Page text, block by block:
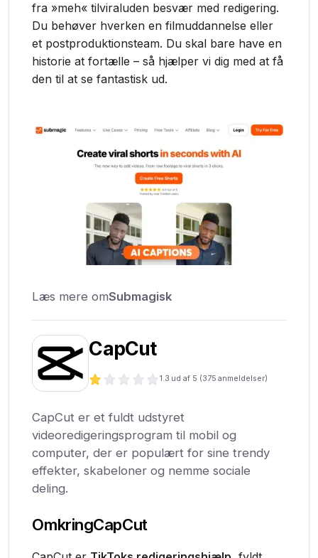
fra »meh« tilviraluden besvær med redigering.
Du behøver hverken en filmuddannelse eller
et postproduktionsteam. Du skal bare have en
historie at fortælle – så hjælper vi dig med at få
den til at se fantastisk ud.
Læs mere omSubmagisk
CapCut
1.3 ud af 5 (375 anmeldelser)
CapCut er et fuldt udstyret
videoredigeringsprogram til mobil og
computer, der er populært for sine trendy
effekter, skabeloner og nemme sociale
deling.
OmkringCapCut